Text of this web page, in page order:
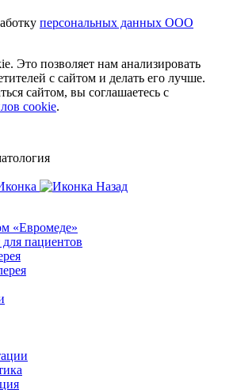
персональных данных ООО
Это позволяет нам анализировать
с сайтом и делать его лучше.
сайтом, вы соглашаетесь с
cookie.
Назад
«Евромеде»
пациентов